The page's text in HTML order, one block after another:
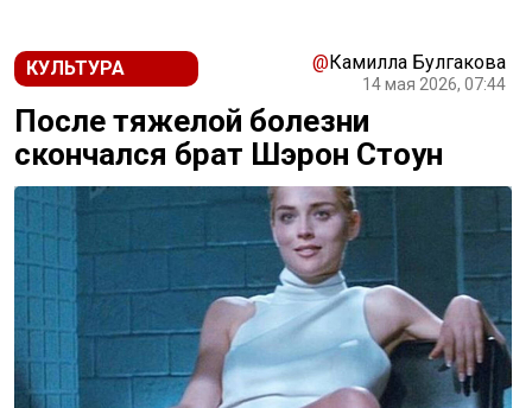
КУЛЬТУРА @Камилла Булгакова
14 мая 2026, 07:44
После тяжелой болезни
скончался брат Шэрон Стоун